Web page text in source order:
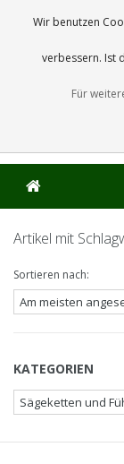
Artikel mit
Sortieren nach:
KATEGORIEN
Wir benutzen
verbessern. Ist
Für